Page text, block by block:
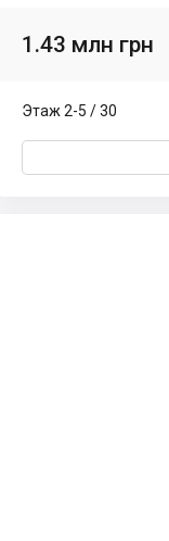
1.43 млн грн
Этаж 2-5 / 30